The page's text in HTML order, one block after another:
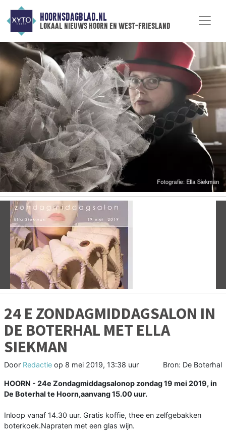
HOORNSDAGBLAD.NL
lokaal nieuws hoorn en west-friesland
Vorige
24 E ZONDAGMIDDAGSALON IN
DE BOTERHAL MET ELLA
SIEKMAN
Door Redactie op 8 mei 2019, 13:38 uur Bron: De Boterhal
HOORN - 24e Zondagmiddagsalonop zondag 19 mei 2019, in
De Boterhal te Hoorn,aanvang 15.00 uur.
Inloop vanaf 14.30 uur. Gratis koffie, thee en zelfgebakken
boterkoek.Napraten met een glas wijn.